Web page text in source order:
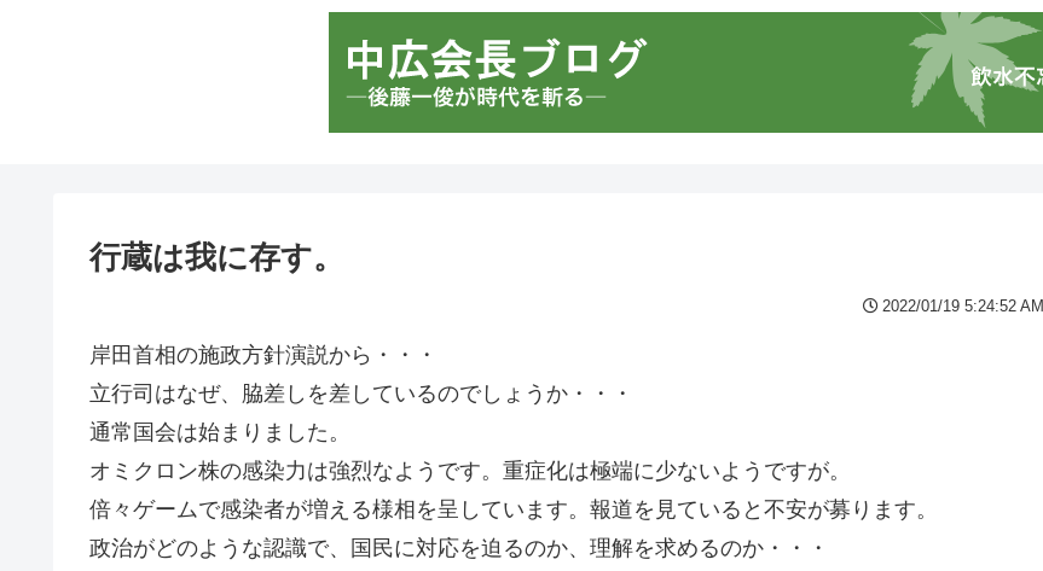
行蔵は我に存す。
2022/01/19 5:24:52 AM
岸田首相の施政方針演説から・・・
立行司はなぜ、脇差しを差しているのでしょうか・・・
通常国会は始まりました。
オミクロン株の感染力は強烈なようです。重症化は極端に少ないようですが。
倍々ゲームで感染者が増える様相を呈しています。報道を見ていると不安が募ります。
政治がどのような認識で、国民に対応を迫るのか、理解を求めるのか・・・